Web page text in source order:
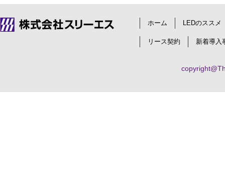
ホーム LEDのススメ
リース契約 新着導入